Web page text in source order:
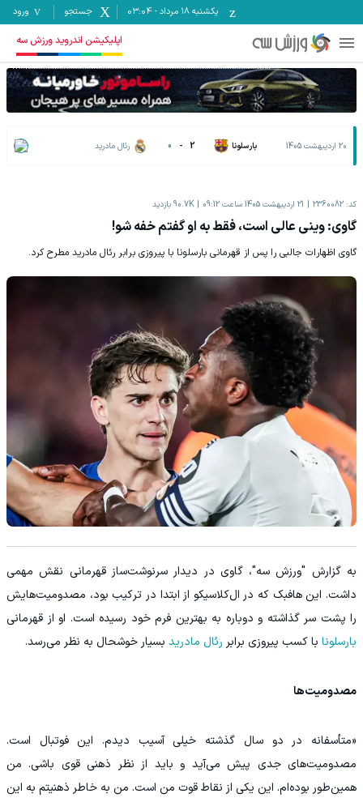
یکشنبه ۱۸ مرداد -
03:04 جستجو ورود
اپلیکیشن اندروید ورزش سه
20 اردیبهشت 1405 بارسلونا 2
-
0 رئال مادرید
کد: 2360082 21 اردیبهشت 1405 ساعت 09:12 90.7K بازدید
گاوی: وینی عالی است، فقط به او گفتم خفه شو!
گاوی اظهارات جالبی را پس از قهرمانی بارسلونا با پیروزی برابر رئال مادرید مطرح کرد.
به گزارش "ورزش سه"، گاوی در دیدار سرنوشت‌ساز قهرمانی نقش مهمی
داشت. این هافبک که در ال‌کلاسیکو از ابتدا در ترکیب بود، مصدومیت‌هایش
را پشت سر گذاشته و دوباره به بهترین فرم خود رسیده است. او از قهرمانی
بارسلونا با کسب پیروزی برابر رئال مادرید بسیار خوشحال به نظر می‌رسد.
مصدومیت‌ها
«متأسفانه در دو سال گذشته خیلی آسیب دیدم. این فوتبال است.
مصدومیت‌های جدی پیش می‌آید و باید از نظر ذهنی قوی باشی. من
همین‌طور بوده‌ام. این یکی از نقاط قوت من است. من به خاطر ذهنیتم به این